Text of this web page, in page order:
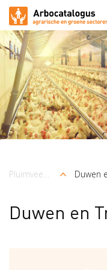
Arbocatalogus
Sectoren
Kruimelpad
Pluimveehouderij Duwen
Duwen en